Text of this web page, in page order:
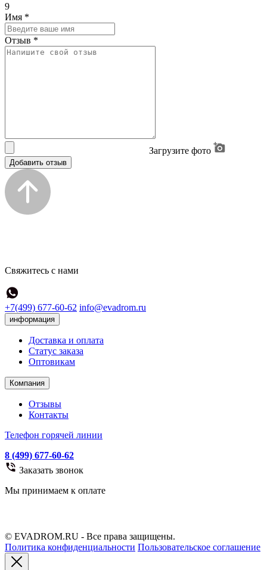
9
Имя *
Отзыв *
Загрузите фото
Добавить отзыв
Свяжитесь с нами
+7(499) 677-60-62 info@evadrom.ru
информация
Доставка и оплата
Статус заказа
Оптовикам
Компания
Отзывы
Контакты
Телефон горячей линии
8 (499) 677-60-62
Заказать звонок
Мы принимаем к оплате
© EVADROM.RU - Все права защищены.
Политика конфиденциальности Пользовательское соглашение